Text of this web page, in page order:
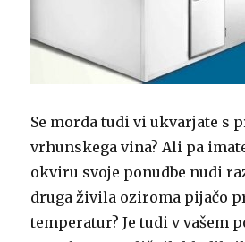
Se morda tudi vi ukvarjate s
vrhunskega vina? Ali pa
okviru svoje ponudbe nudi
druga živila oziroma pijačo
temperatur? Je tudi v vašem